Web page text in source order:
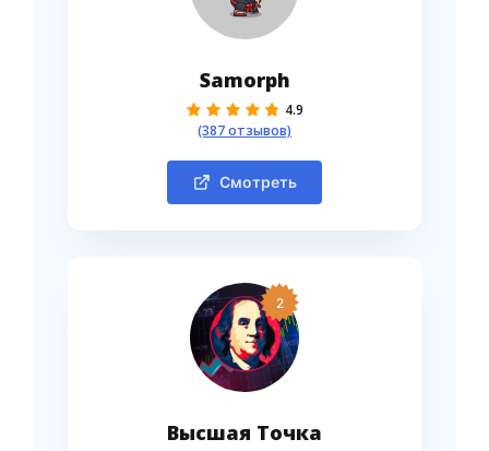
Samorph
4.9
(387 отзывов)
Смотреть
2
Высшая Точка